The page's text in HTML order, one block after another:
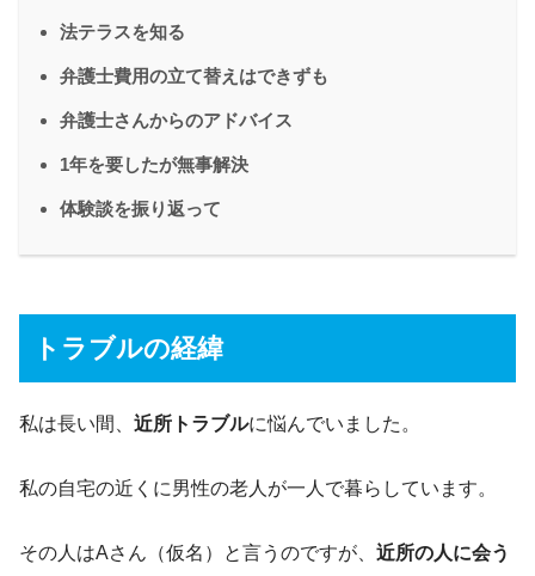
法テラスを知る
弁護士費用の立て替えはできずも
弁護士さんからのアドバイス
1年を要したが無事解決
体験談を振り返って
トラブルの経緯
私は長い間、 近所トラブルに悩んでいました。
私の自宅の近くに男性の老人が一人で暮らしています。
その人はAさん（仮名）と言うのですが、 近所の人に会う